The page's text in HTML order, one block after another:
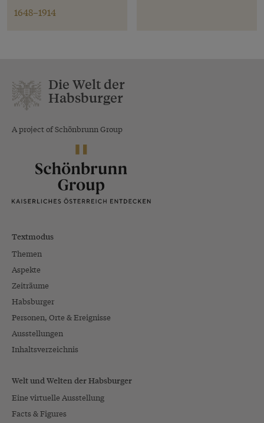
1648–1914
Die Welt der
Habsburger
A project of Schönbrunn Group
Textmodus
Themen
Aspekte
Zeiträume
Habsburger
Personen, Orte & Ereignisse
Ausstellungen
Inhaltsverzeichnis
Welt und Welten der Habsburger
Eine virtuelle Ausstellung
Facts & Figures